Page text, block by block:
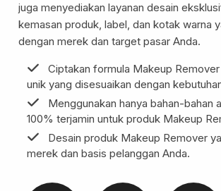
juga menyediakan layanan desain
kemasan produk, label, dan kotak warna
dengan merek dan target pasar Anda.
Ciptakan formula Makeup Remover
unik yang disesuaikan dengan
Menggunakan hanya bahan-bahan
100% terjamin untuk produk Makeup
Desain produk Makeup Remover
merek dan basis pelanggan Anda.